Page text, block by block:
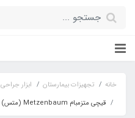
خانه تجهیزات بیمارستان
ابزار جراحی
قیچی متزمبام Metzenbaum (متس) کرو